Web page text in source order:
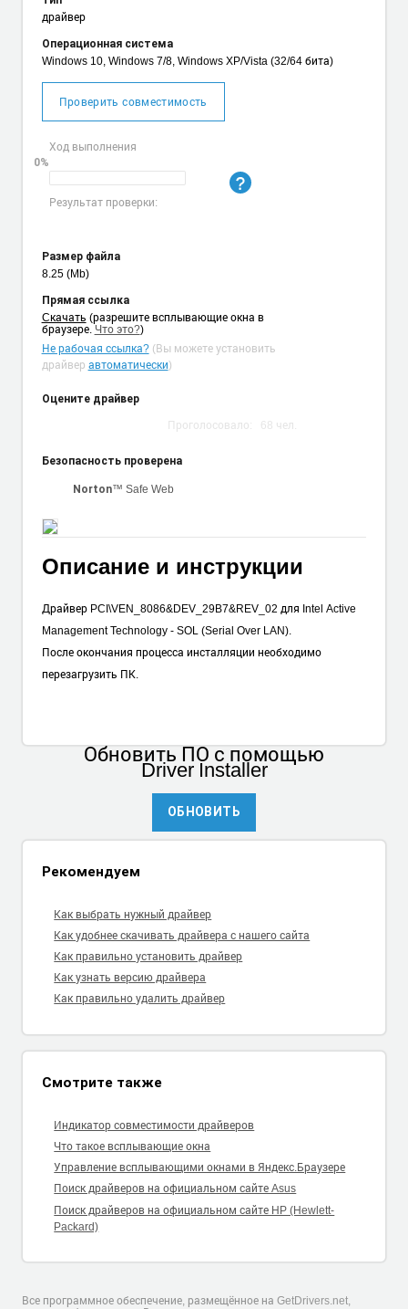
драйвер
Операционная система
Windows 10, Windows 7/8, Windows XP/Vista (32/64 бита)
Проверить совместимость
Ход выполнения
0%
Результат проверки:
Размер файла
8.25 (Mb)
Прямая ссылка
Cкачать (разрешите всплывающие окна в
браузере. Что это?)
Не рабочая ссылка?(Вы можете установить
драйвер автоматически)
Оцените драйвер
Проголосовало: 68 чел.
Безопасность проверена
Norton™ Safe Web
Описание и инструкции
Драйвер PCI\VEN_8086&DEV_29B7&REV_02 для Intel Active
Management Technology - SOL (Serial Over LAN).
После окончания процесса инсталляции необходимо
перезагрузить ПК.
Обновить ПОс помощью
Driver Installer
ОБНОВИТЬ
Рекомендуем
Как выбрать нужный драйвер
Как удобнее скачивать драйвера с нашего сайта
Как правильно установить драйвер
Как узнать версию драйвера
Как правильно удалить драйвер
Смотрите также
Индикатор совместимости драйверов
Что такое всплывающие окна
Управление всплывающими окнами в Яндекс.Браузере
Поиск драйверов на официальном сайте Asus
Поиск драйверов на официальном сайте HP (Hewlett-
Packard)
Все программное обеспечение, размещённое на GetDrivers.net,